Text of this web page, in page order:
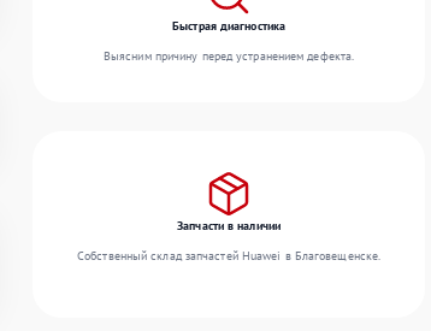
Быстрая диагностика
Выясним причину перед устранением дефекта.
Запчасти в наличии
Собственный склад запчастей Huawei в Благовещенске.